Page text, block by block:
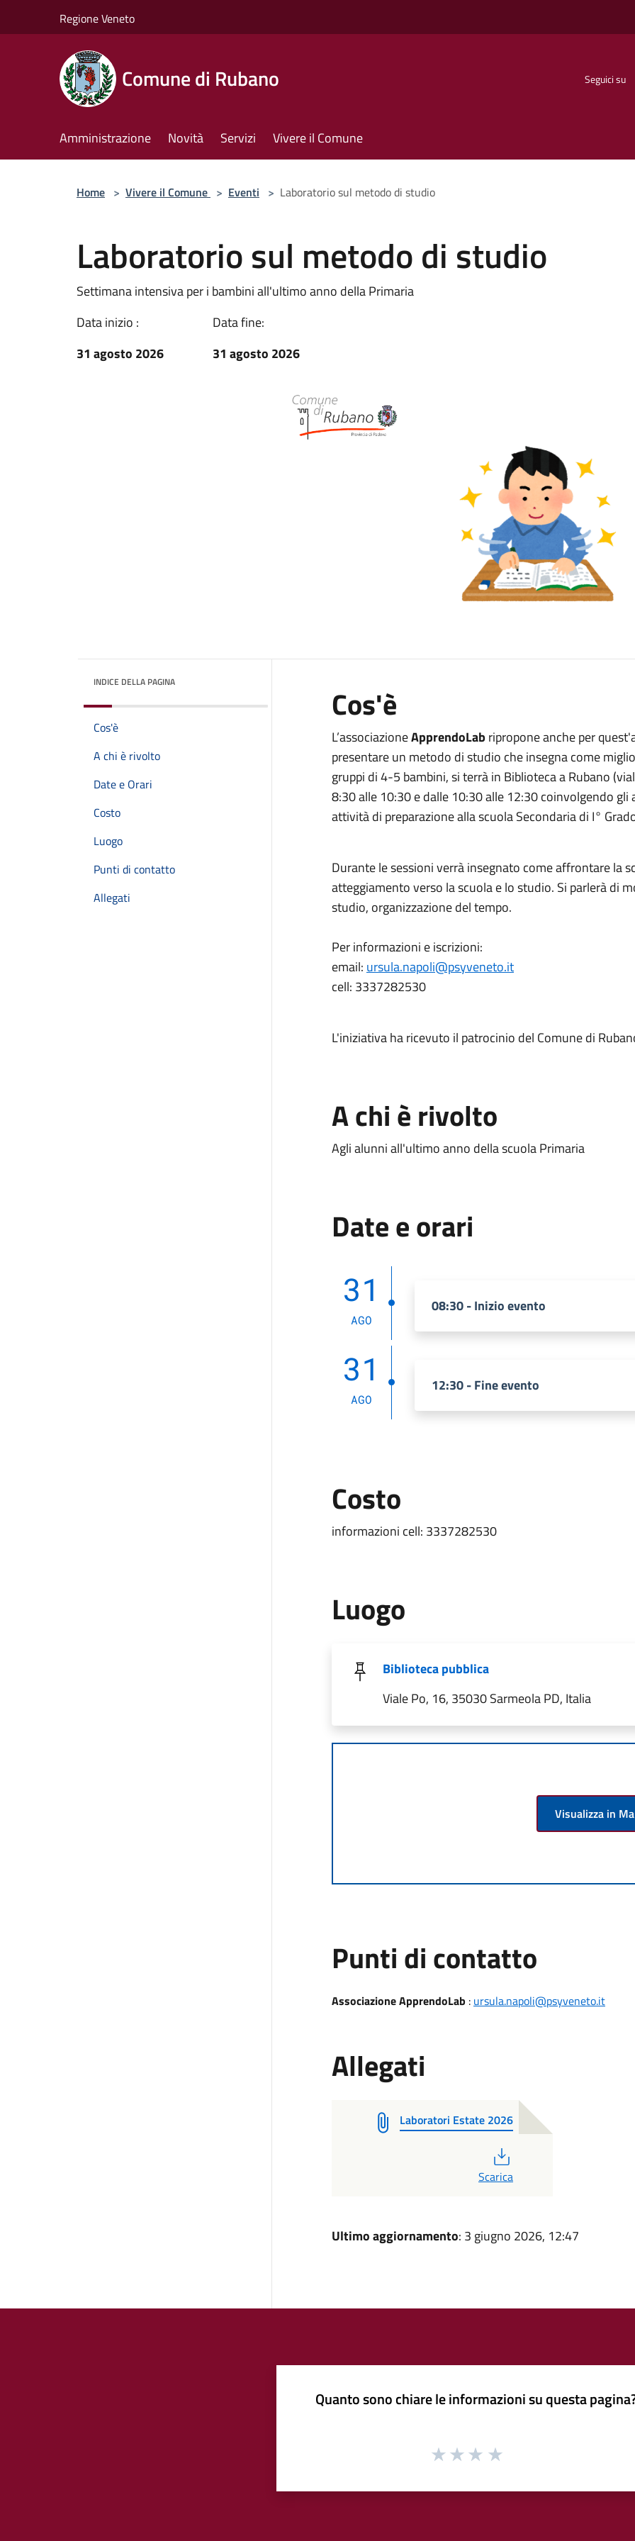
Regione Veneto
Comune di Rubano Seguici su
Amministrazione Novità Servizi Vivere il Comune
Home > Vivere il Comune > Eventi > Laboratorio sul metodo di studio
Laboratorio sul metodo di studio
Settimana intensiva per i bambini all'ultimo anno della Primaria
Data inizio :
31 agosto 2026
Data fine:
31 agosto 2026
INDICE DELLA PAGINA
Cos'è
A chi è rivolto
Date e Orari
Costo
Luogo
Punti di contatto
Allegati
Cos'è
L’associazioneApprendoLab ripropone anche per
presentare un metodo di studio che insegna come
gruppi di 4-5 bambini, si terrà in Biblioteca a Rubano
8:30 alle 10:30 e dalle 10:30 alle 12:30 coinvolgendo
attività di preparazione alla scuola Secondaria di I°
Durante le sessioni verrà insegnato come affrontare la
atteggiamento verso la scuola e lo studio. Si parlerà di
studio, organizzazione del tempo.
Per informazioni e iscrizioni:
email: ursula.napoli@psyveneto.it
cell: 3337282530
L'iniziativa ha ricevuto il patrocinio del Comune di
A chi è rivolto
Agli alunni all'ultimo anno della scuola Primaria
Date e orari
31
AGO
08:30 - Inizio evento
31
AGO
12:30 - Fine evento
Costo
informazioni cell: 3337282530
Luogo
Biblioteca pubblica
Viale Po, 16, 35030 Sarmeola PD, Italia
Visualizza in
Punti di contatto
Associazione ApprendoLab : ursula.napoli@psyveneto.it
Allegati
Laboratori Estate 2026
Scarica
Ultimo aggiornamento: 3 giugno 2026, 12:47
Quanto sono chiare le informazioni su questa